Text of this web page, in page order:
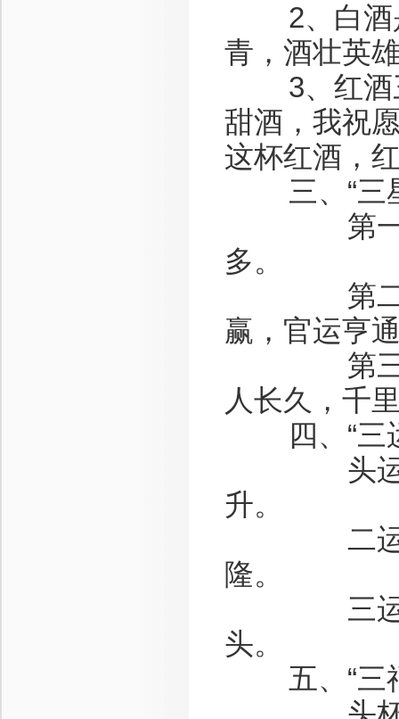
2、白酒是
青，酒壮英
3、红酒三
甜酒，我祝
这杯红酒，
三、“三
第一星是
多。
第二星是
赢，官运亨
第三星是
人长久，千
四、“三
头运酒叫
升。
二运酒叫
隆。
三运酒叫
头。
五、“三